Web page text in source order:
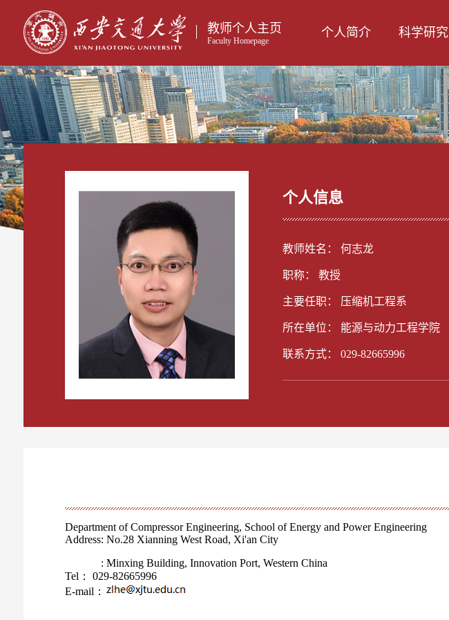
教师个人主页
Faculty Homepage
个人简介 科学研究
个人信息
教师姓名： 何志龙
职称： 教授
主要任职： 压缩机工程系
所在单位： 能源与动力工程学院
联系方式： 029-82665996